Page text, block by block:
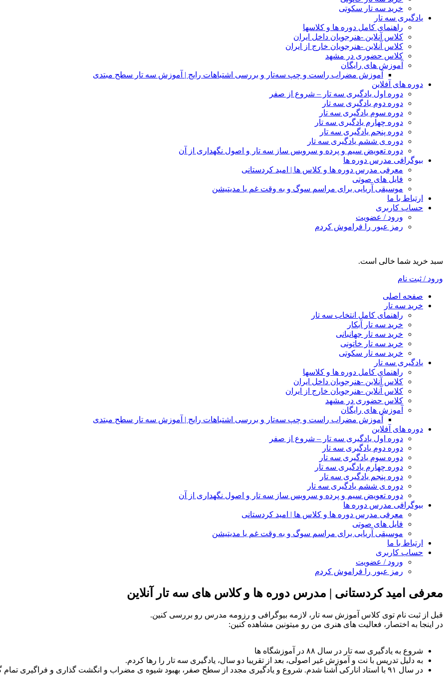
خرید سه تار سکوتی
یادگیری سه تار
راهنمای کامل دوره ها و کلاسها
کلاس آنلاین -هنرجویان داخل ایران
کلاس آنلاین -هنرجویان خارج از ایران
کلاس حضوری در مشهد
آموزش های رایگان
آموزش مضراب راست و چپ سه‌تار و بررسی اشتباهات رایج | آموزش سه تار سطح مبتدی
دوره های آفلاین
دوره اول یادگیری سه تار – شروع از صفر
دوره دوم یادگیری سه تار
دوره سوم یادگیری سه تار
دوره چهارم یادگیری سه تار
دوره پنجم یادگیری سه تار
دوره ی ششم یادگیری سه تار
دوره تعویض سیم و پرده و سرویس ساز سه تار و اصول نگهداری از آن
بیوگرافی مدرس دوره ها
معرفی مدرس دوره ها و کلاس ها | امید کردستانی
فایل های صوتی
موسیقی آریایی برای مراسم سوگ و به وقت غم یا مدیتیشن
ارتباط با ما
حساب کاربری
ورود / عضویت
رمز عبور را فراموش کردم
سبد خرید شما خالی است.
ورود / ثبت نام
صفحه اصلی
خرید سه تار
راهنمای کامل انتخاب سه تار
خرید سه تار آبکار
خرید سه تار جهانبانی
خرید سه تار خاتونی
خرید سه تار سکوتی
یادگیری سه تار
راهنمای کامل دوره ها و کلاسها
کلاس آنلاین -هنرجویان داخل ایران
کلاس آنلاین -هنرجویان خارج از ایران
کلاس حضوری در مشهد
آموزش های رایگان
آموزش مضراب راست و چپ سه‌تار و بررسی اشتباهات رایج | آموزش سه تار سطح مبتدی
دوره های آفلاین
دوره اول یادگیری سه تار – شروع از صفر
دوره دوم یادگیری سه تار
دوره سوم یادگیری سه تار
دوره چهارم یادگیری سه تار
دوره پنجم یادگیری سه تار
دوره ی ششم یادگیری سه تار
دوره تعویض سیم و پرده و سرویس ساز سه تار و اصول نگهداری از آن
بیوگرافی مدرس دوره ها
معرفی مدرس دوره ها و کلاس ها | امید کردستانی
فایل های صوتی
موسیقی آریایی برای مراسم سوگ و به وقت غم یا مدیتیشن
ارتباط با ما
حساب کاربری
ورود / عضویت
رمز عبور را فراموش کردم
معرفی امید کردستانی | مدرس دوره ها و کلاس های سه تار آنلاین
قبل از ثبت نام توی کلاس آموزش سه تار، لازمه بیوگرافی و رزومه مدرس رو بررسی کنین.
در اینجا به اختصار، فعالیت های هنری من رو میتونین مشاهده کنین:
شروع به یادگیری سه تار در سال ۸۸ در آموزشگاه ها
به دلیل تدریس با نت و آموزش غیر اصولی، بعد از تقریبا دو سال، یادگیری سه تار را رها کردم.
در سال ۹۱ با استاد انارکی آشنا شدم. شروع و یادگیری مجدد از سطح صفر، بهبود شیوه ی مضراب و انگشت گذاری و فراگیری